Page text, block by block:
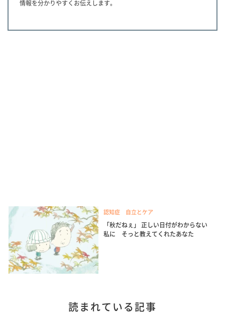
情報を分かりやすくお伝えします。
認知症 自立とケア
「秋だねぇ」 正しい日付がわからない
私に そっと教えてくれたあなた
読まれている記事